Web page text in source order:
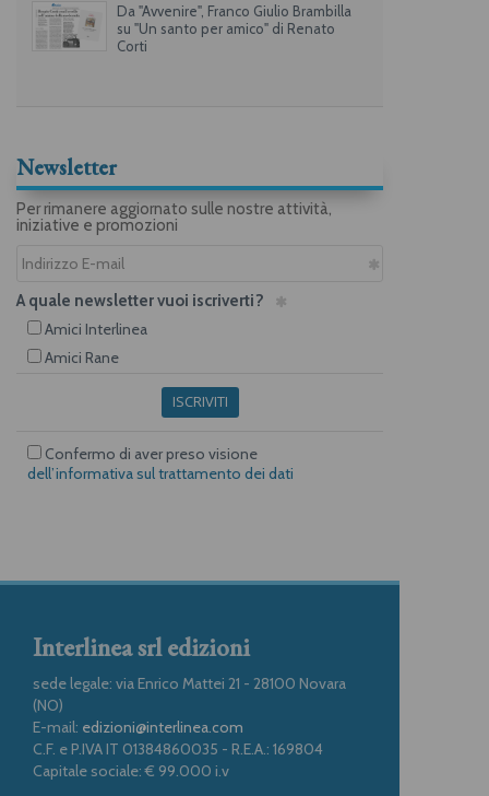
Da "Avvenire", Franco Giulio Brambilla
su "Un santo per amico" di Renato
Corti
Newsletter
Per rimanere aggiornato sulle nostre attività,
iniziative e promozioni
A quale newsletter vuoi iscriverti?
Amici Interlinea
Amici Rane
ISCRIVITI
Confermo di aver preso visione
dell’informativa sul trattamento dei dati
Interlinea srl edizioni
sede legale: via Enrico Mattei 21 - 28100 Novara
(NO)
E-mail: edizioni@interlinea.com
C.F. e P.IVA IT 01384860035 - R.E.A.: 169804
Capitale sociale: € 99.000 i.v